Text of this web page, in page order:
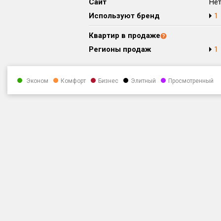
Сайт
Нет
Используют бренд
1
Квартир в продаже
Регионы продаж
1
Эконом Комфорт Бизнес Элитный Просмотренный